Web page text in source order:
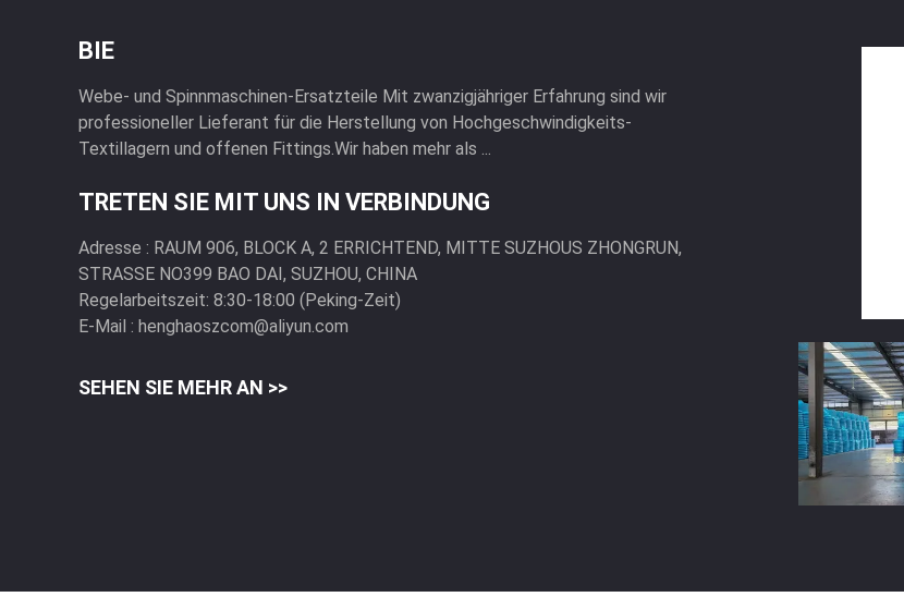
BIE
Webe- und Spinnmaschinen-Ersatzteile Mit zwanzigjähriger Erfahrung sind wir
professioneller Lieferant für die Herstellung von Hochgeschwindigkeits-
Textillagern und offenen Fittings.Wir haben mehr als ...
TRETEN SIE MIT UNS IN VERBINDUNG
Adresse : RAUM 906, BLOCK A, 2 ERRICHTEND, MITTE SUZHOUS ZHONGRUN,
STRASSE NO399 BAO DAI, SUZHOU, CHINA
Regelarbeitszeit: 8:30-18:00 (Peking-Zeit)
E-Mail : henghaoszcom@aliyun.com
SEHEN SIE MEHR AN >>